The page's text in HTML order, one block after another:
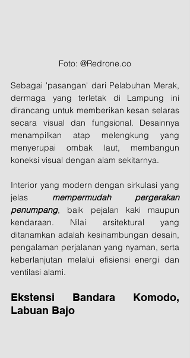
Foto: @Redrone.co
Sebagai 'pasangan' dari Pelabuhan Merak,
dermaga yang terletak di Lampung ini
dirancang untuk memberikan kesan selaras
secara visual dan fungsional. Desainnya
menampilkan atap melengkung yang
menyerupai ombak laut, membangun
koneksi visual dengan alam sekitarnya.
Interior yang modern dengan sirkulasi yang
jelas mempermudah pergerakan
penumpang, baik pejalan kaki maupun
kendaraan. Nilai arsitektural yang
ditanamkan adalah kesinambungan desain,
pengalaman perjalanan yang nyaman, serta
keberlanjutan melalui efisiensi energi dan
ventilasi alami.
Ekstensi Bandara Komodo,
Labuan Bajo